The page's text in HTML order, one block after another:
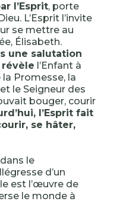
l’Esprit, porte
L’Esprit l’invite
se mettre au
Élisabeth.
une salutation
l’Enfant à
la Promesse, la
le Seigneur des
bouger, courir
l’Esprit fait
se hâter,
le
d’un
est l’œuvre de
le monde à